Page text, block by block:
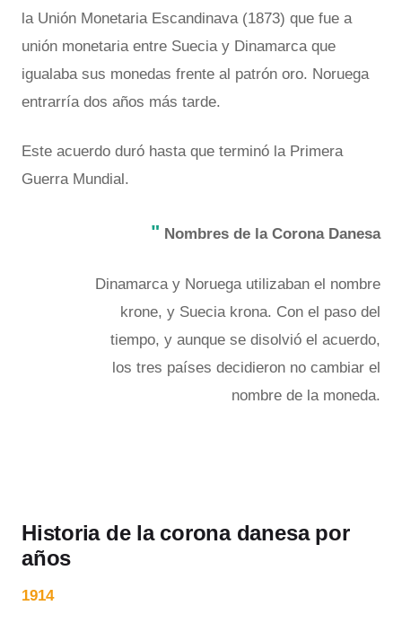
la Unión Monetaria Escandinava (1873) que fue a
unión monetaria entre Suecia y Dinamarca que
igualaba sus monedas frente al patrón oro. Noruega
entrarría dos años más tarde.
Este acuerdo duró hasta que terminó la Primera
Guerra Mundial.
" Nombres de la Corona Danesa
Dinamarca y Noruega utilizaban el nombre
krone, y Suecia krona. Con el paso del
tiempo, y aunque se disolvió el acuerdo,
los tres países decidieron no cambiar el
nombre de la moneda.
Historia de la corona danesa por
años
1914